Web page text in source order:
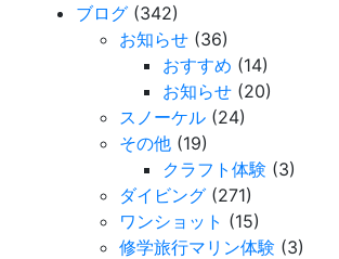
ブログ (342)
お知らせ (36)
おすすめ (14)
お知らせ (20)
スノーケル (24)
その他 (19)
クラフト体験 (3)
ダイビング (271)
ワンショット (15)
修学旅行マリン体験 (3)